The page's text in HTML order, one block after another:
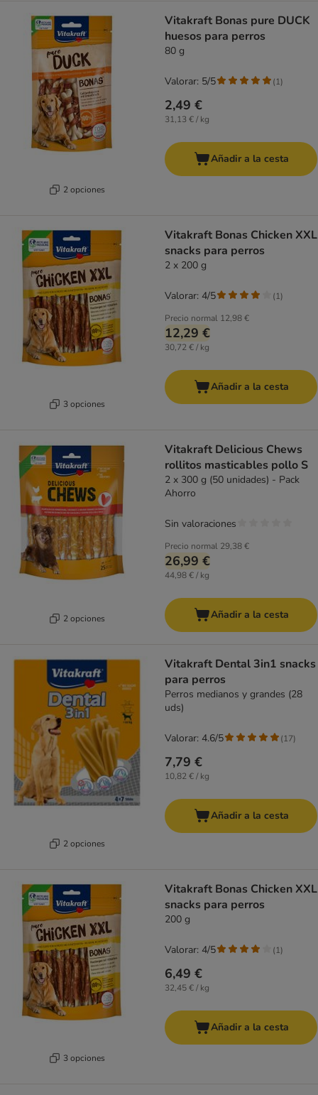
2 opciones
Vitakraft Bonas pure DUCK
huesos para perros
80 g
2,49 €
31,13 € / kg
Valorar: 5/5 (1)
Añadir a la cesta
3 opciones
Vitakraft Bonas Chicken XXL
snacks para perros
2 x 200 g
Precio normal 12,98 €
12,29 €
30,72 € / kg
Valorar: 4/5 (1)
Añadir a la cesta
2 opciones
Vitakraft Delicious Chews
rollitos masticables pollo S
2 x 300 g (50 unidades) - Pack
Ahorro
Precio normal 29,38 €
26,99 €
44,98 € / kg
Sin valoraciones
Añadir a la cesta
2 opciones
Vitakraft Dental 3in1 snacks
para perros
Perros medianos y grandes (28
uds)
7,79 €
10,82 € / kg
Valorar: 4.6/5 (17)
Añadir a la cesta
3 opciones
Vitakraft Bonas Chicken XXL
snacks para perros
200 g
6,49 €
32,45 € / kg
Valorar: 4/5 (1)
Añadir a la cesta